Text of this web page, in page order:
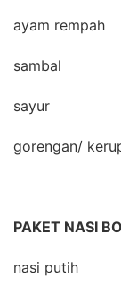
ayam rempah
sambal
sayur
gorengan/
PAKET NASI
nasi putih